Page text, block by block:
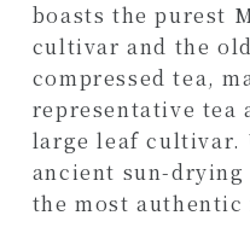
boasts the purest
cultivar and the
compressed tea,
representative tea
large leaf
ancient sun-
the most